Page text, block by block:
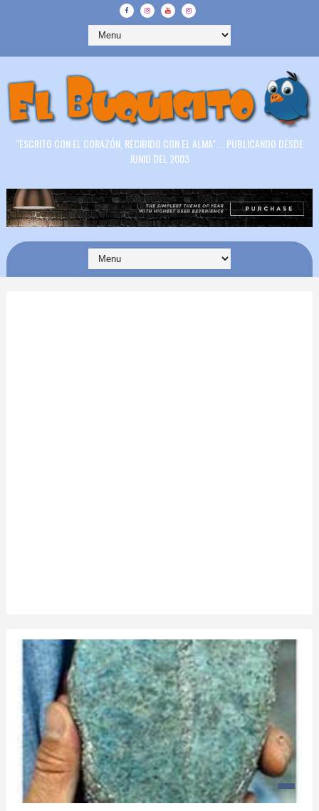
"ESCRITO CON EL CORAZÓN, RECIBIDO CON EL ALMA" ... PUBLICANDO DESDE
JUNIO DEL 2003